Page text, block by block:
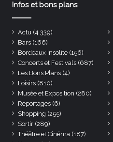
Infos et bons plans
Actu (4 339)
Bars (166)
Bordeaux Insolite (156)
Concerts et Festivals (687)
Les Bons Plans (4)
Loisirs (810)
Musée et Exposition (280)
Reportages (6)
Shopping (255)
Sortir (289)
Théâtre et Cinéma (187)